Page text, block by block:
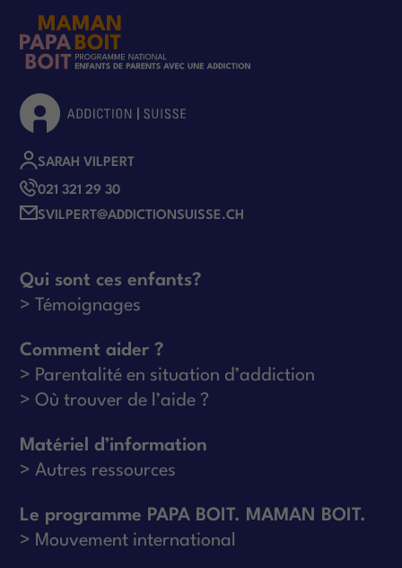
SARAH VILPERT
021 321 29 30
SVILPERT@ADDICTIONSUISSE.CH
Qui sont ces enfants?
Témoignages
Comment aider ?
Parentalité en situation d’addiction
Où trouver de l’aide ?
Matériel d’information
Autres ressources
Le programme PAPA BOIT. MAMAN BOIT.
Mouvement international